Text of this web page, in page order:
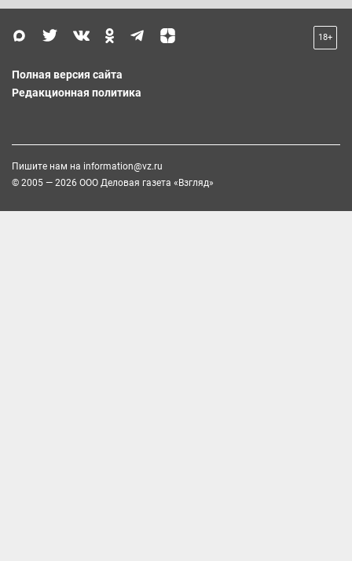
18+
Полная версия сайта
Редакционная политика
Пишите нам на information@vz.ru
© 2005 — 2026 ООО Деловая газета «Взгляд»